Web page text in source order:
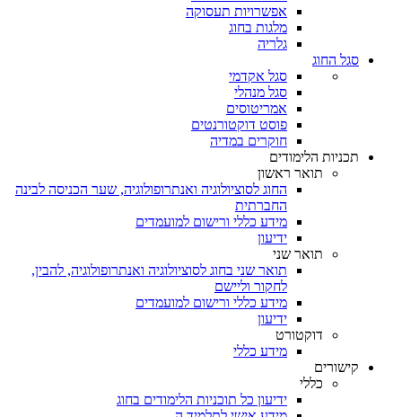
אפשרויות תעסוקה
מלגות בחוג
גלריה
סגל החוג
סגל אקדמי
סגל מנהלי
אמריטוסים
פוסט דוקטורנטים
חוקרים במדיה
תכניות הלימודים
תואר ראשון
החוג לסוציולוגיה ואנתרופולוגיה, שער הכניסה לבינה
החברתית
מידע כללי ורישום למועמדים
ידיעון
תואר שני
תואר שני בחוג לסוציולוגיה ואנתרופולוגיה, להבין,
לחקור וליישם
מידע כללי ורישום למועמדים
ידיעון
דוקטורט
מידע כללי
קישורים
כללי
ידיעון כל תוכניות הלימודים בחוג